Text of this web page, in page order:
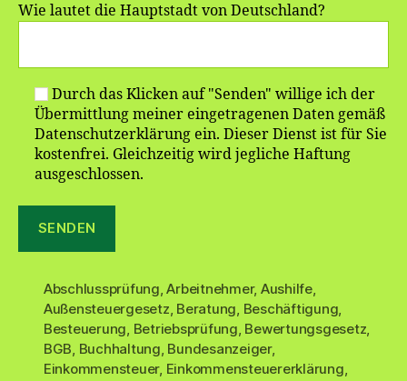
Wie lautet die Hauptstadt von Deutschland?
Durch das Klicken auf "Senden" willige ich der
Übermittlung meiner eingetragenen Daten gemäß
Datenschutzerklärung ein. Dieser Dienst ist für Sie
kostenfrei. Gleichzeitig wird jegliche Haftung
ausgeschlossen.
Abschlussprüfung ,Arbeitnehmer, Aushilfe,
Außensteuergesetz Beratung Beschäftigung
Besteuerung Betriebsprüfung Bewertungsgesetz
BGB Buchhaltung Bundesanzeiger,
Einkommensteuer, Einkommensteuererklärung